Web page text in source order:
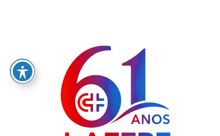
Home/ Antiácido/Antiulcerogênico